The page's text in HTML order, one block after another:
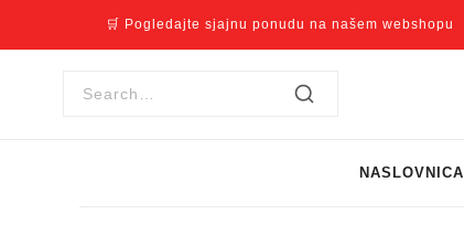
🛒 Pogledajte sjajnu ponudu na našem webshopu
NASLOVNICA